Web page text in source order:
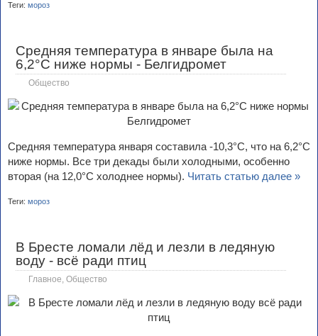
Теги: мороз
Средняя температура в январе была на
6,2°С ниже нормы - Белгидромет
Общество
Средняя температура января составила -10,3°С, что на 6,2°С
ниже нормы. Все три декады были холодными, особенно
вторая (на 12,0°С холоднее нормы). Читать статью далее »
Теги: мороз
В Бресте ломали лёд и лезли в ледяную
воду - всё ради птиц
Главное Общество